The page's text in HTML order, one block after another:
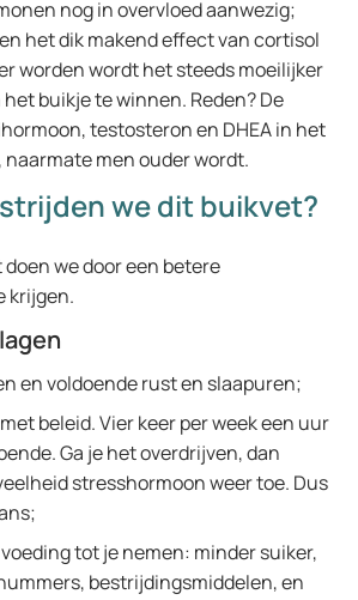
nog in overvloed aanwezig;
het dik makend effect van cortisol
worden wordt het steeds moeilijker
buikje te winnen. Reden? De
testosteron en DHEA in het
men ouder wordt.
we dit buikvet?
we door een betere
krijgen.
en voldoende rust en slaapuren;
beleid. Vier keer per week een uur
Ga je het overdrijven, dan
stresshormoon weer toe. Dus
tot je nemen: minder suiker,
bestrijdingsmiddelen, en